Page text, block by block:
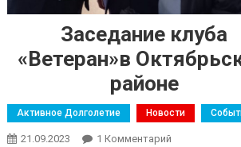
Заседание клуба
«Ветеран»в
районе
Активное Долголетие Новости
21.09.2023 1 Комментарий